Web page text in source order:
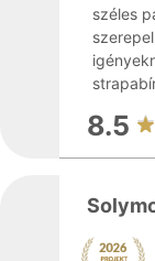
széles
8.5